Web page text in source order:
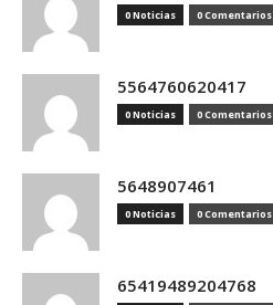
0 Noticias 0 Comentarios
5564760620417
0 Noticias 0 Comentarios
5648907461
0 Noticias 0 Comentarios
65419489204768